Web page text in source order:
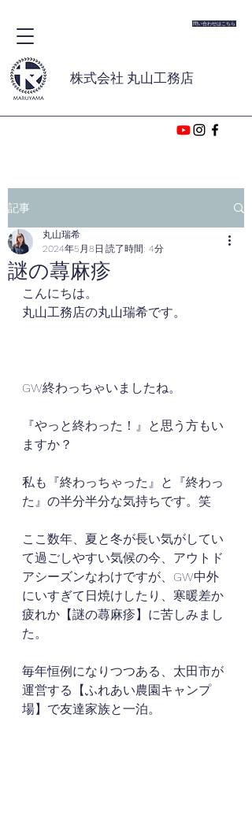
問い合わせはこちら
株式会社 丸山工務店
記事
謎の蕁麻疹
丸山瑞希
2024年5月8日 読了時間: 4分
こんにちは。
丸山工務店の丸山瑞希です。
GW終わっちゃいましたね。
『やっと終わった！』と思う方もい
ますか？
私も『終わっちゃった』と『終わっ
た』の半分半分な気持ちです。笑
ここ数年、夏と冬が長い気がしてい
て過ごしやすい気候の今、アウトド
アシーズンなわけですが、GW中外
にいすぎて日焼けしたり、寒暖差か
疲れか【謎の蕁麻疹】に苦しみまし
た。
毎年恒例になりつつある、太田市が
運営する【ふれあい農園キャンプ
場】で友達家族と一泊。